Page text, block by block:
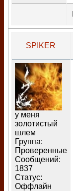
SPIKER
у меня
золотистый
шлем
Группа:
Проверенные
Сообщений:
1837
Статус:
Оффлайн